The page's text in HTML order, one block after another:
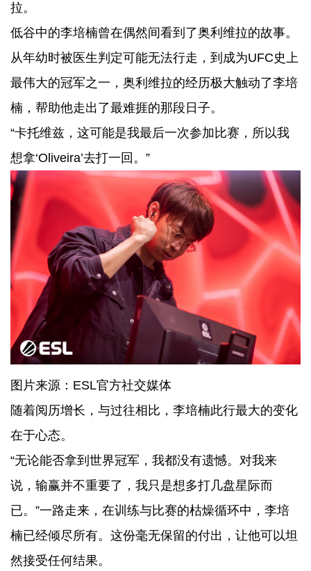
拉。
低谷中的李培楠曾在偶然间看到了奥利维拉的故事。
从年幼时被医生判定可能无法行走，到成为UFC史上
最伟大的冠军之一，奥利维拉的经历极大触动了李培
楠，帮助他走出了最难捱的那段日子。
“卡托维兹，这可能是我最后一次参加比赛，所以我
想拿‘Oliveira’去打一回。”
图片来源：ESL官方社交媒体
随着阅历增长，与过往相比，李培楠此行最大的变化
在于心态。
“无论能否拿到世界冠军，我都没有遗憾。对我来
说，输赢并不重要了，我只是想多打几盘星际而
已。”一路走来，在训练与比赛的枯燥循环中，李培
楠已经倾尽所有。这份毫无保留的付出，让他可以坦
然接受任何结果。